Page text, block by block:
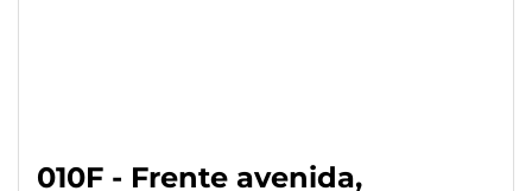
010F - Frente avenida,